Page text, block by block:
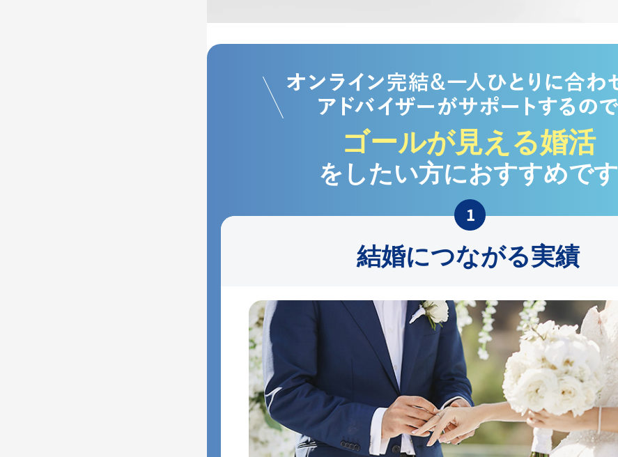
ゴールが見える婚活
をしたい方におすすめです
結婚につながる実績